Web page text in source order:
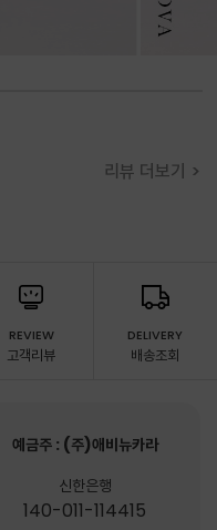
리뷰 더보기 >
REVIEW
고객리뷰
DELIVERY
배송조회
예금주 : (주)애비뉴카라
신한은행
140-011-114415